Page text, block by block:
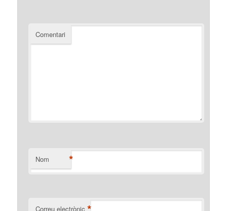
Comentari
Nom *
Correu electrònic